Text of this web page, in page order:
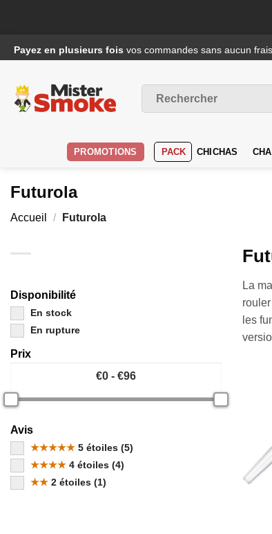
au
Payez en plusieurs fois vos commandes sans aucun
pour :
PROMOTIONS PACK CHICHAS
Futurola
Accueil / Futurola
Disponibilité
En stock
En rupture
Prix
Avis
★★★★★ 5 étoiles (5)
★★★★ 4 étoiles (4)
★★ 2 étoiles (1)
La
les